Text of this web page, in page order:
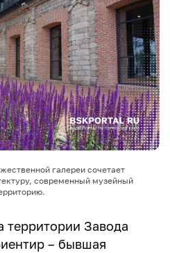
галереи сочетает
современный музейный
территории Завода
– бывшая